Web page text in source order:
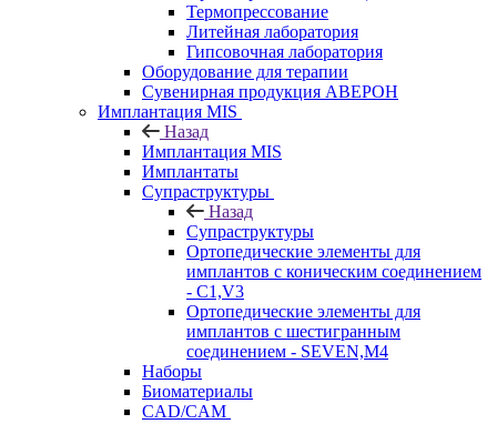
Термопрессование
Литейная лаборатория
Гипсовочная лаборатория
Оборудование для терапии
Сувенирная продукция АВЕРОН
Имплантация MIS
Назад
Имплантация MIS
Имплантаты
Супраструктуры
Назад
Супраструктуры
Ортопедические элементы для
имплантов с коническим соединением
- C1,V3
Ортопедические элементы для
имплантов с шестигранным
соединением - SEVEN,M4
Наборы
Биоматериалы
CAD/CAM